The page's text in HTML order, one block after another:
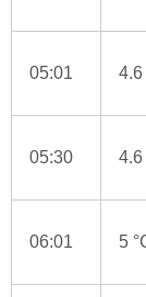
05:01 4.6
05:30 4.6
06:01 5